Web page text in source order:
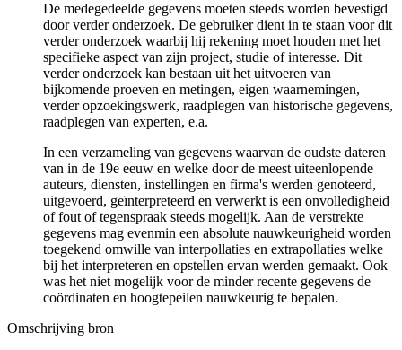
De medegedeelde gegevens moeten steeds worden bevestigd
door verder onderzoek. De gebruiker dient in te staan voor dit
verder onderzoek waarbij hij rekening moet houden met het
specifieke aspect van zijn project, studie of interesse. Dit
verder onderzoek kan bestaan uit het uitvoeren van
bijkomende proeven en metingen, eigen waarnemingen,
verder opzoekingswerk, raadplegen van historische gegevens,
raadplegen van experten, e.a.
In een verzameling van gegevens waarvan de oudste dateren
van in de 19e eeuw en welke door de meest uiteenlopende
auteurs, diensten, instellingen en firma's werden genoteerd,
uitgevoerd, geïnterpreteerd en verwerkt is een onvolledigheid
of fout of tegenspraak steeds mogelijk. Aan de verstrekte
gegevens mag evenmin een absolute nauwkeurigheid worden
toegekend omwille van interpollaties en extrapollaties welke
bij het interpreteren en opstellen ervan werden gemaakt. Ook
was het niet mogelijk voor de minder recente gegevens de
coördinaten en hoogtepeilen nauwkeurig te bepalen.
Omschrijving bron